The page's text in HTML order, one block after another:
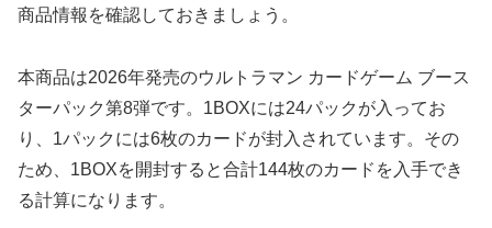
商品情報を確認しておきましょう。
本商品は2026年発売のウルトラマン カードゲーム ブース
ターパック第8弾です。1BOXには24パックが入ってお
り、1パックには6枚のカードが封入されています。その
ため、1BOXを開封すると合計144枚のカードを入手でき
る計算になります。